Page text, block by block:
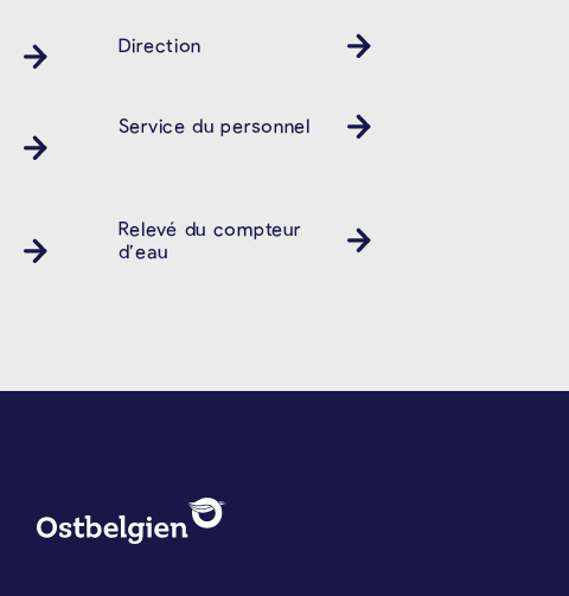
Direction
Service du personnel
Relevé du compteur
d’eau
PROTECTION DES DONNÉES,